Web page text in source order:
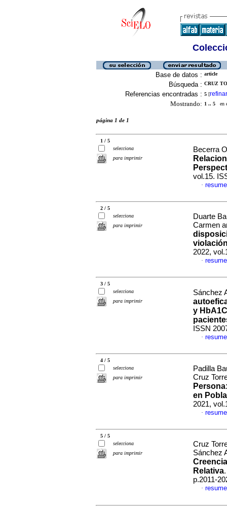
Base de datos : article
Búsqueda : CRUZ
Referencias encontradas : 5 [refinar
Mostrando: 1 .. 5 en
página 1 de 1
1 / 5
selecciona
para imprimir
Becerra
vol.15.
·
2 / 5
selecciona
para imprimir
Duarte
Carmen
2022,
·
3 / 5
selecciona
para imprimir
Sánchez
y
ISSN
·
4 / 5
selecciona
para imprimir
Padilla
Cruz
en
2021,
·
5 / 5
selecciona
para imprimir
Cruz
Sánchez
Relativa
p.2011-
·